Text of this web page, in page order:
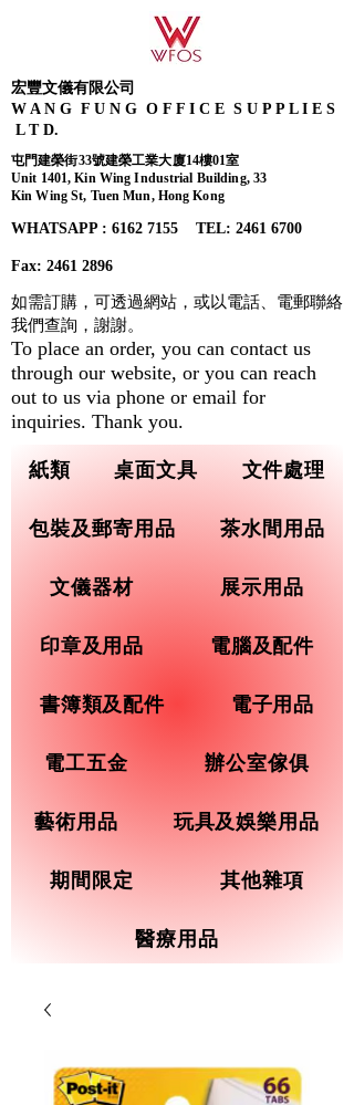
宏豐文儀有限公司
W A N G F U N G O F F I C E S U P P L I E S
L T D.
屯門建榮街33號建榮工業大廈14樓01室
Unit 1401, Kin Wing Industrial Building, 33
Kin Wing St, Tuen Mun, Hong Kong
WHATSAPP : 6162 7155​ TEL: 2461 6700
Fax: 2461 2896
紙類 桌面文具 文件處理
包裝及郵寄用品 茶水間用品
文儀器材 展示用品
印章及用品 電腦及配件
書簿類及配件 電子用品
電工五金 辦公室傢俱
藝術用品 玩具及娛樂用品
期間限定 其他雜項
醫療用品
如需訂購，可透過網站，或以電話、電郵聯絡
我們查詢， 謝謝。
To place an order, you can contact us
through our website, or you can reach
out to us via phone or email for
inquiries. Thank you.